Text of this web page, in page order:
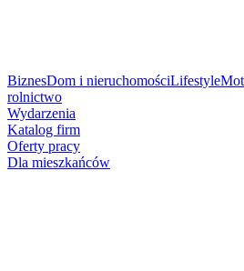
BiznesDom i nieruchomościLifestyle
rolnictwo
Wydarzenia
Katalog firm
Oferty pracy
Dla mieszkańców